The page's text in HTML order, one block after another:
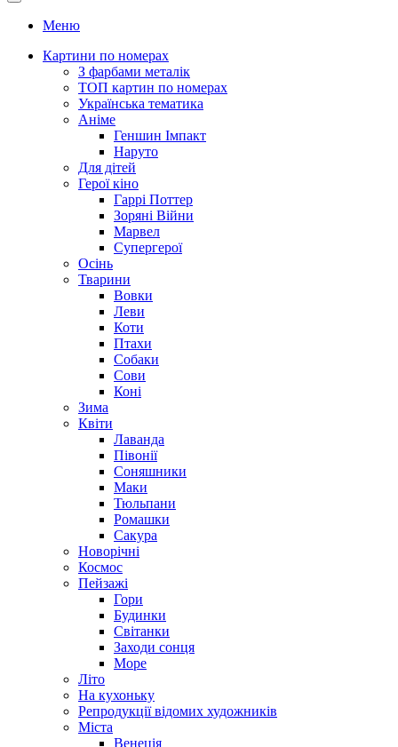
Меню
Картини по номерах
З фарбами металік
ТОП картин по номерах
Українська тематика
Аніме
Геншин Імпакт
Наруто
Для дітей
Герої кіно
Гаррі Поттер
Зоряні Війни
Марвел
Супергерої
Осінь
Тварини
Вовки
Леви
Коти
Птахи
Собаки
Сови
Коні
Зима
Квіти
Лаванда
Півонії
Соняшники
Маки
Тюльпани
Ромашки
Сакура
Новорічні
Космос
Пейзажі
Гори
Будинки
Світанки
Заходи сонця
Море
Літо
На кухоньку
Репродукції відомих художників
Міста
Венеція